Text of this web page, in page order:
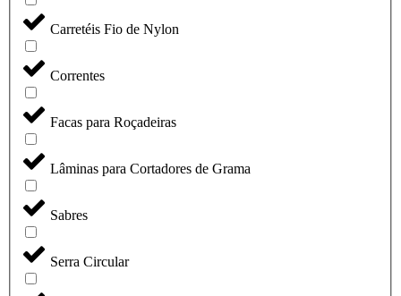
Carretéis Fio de Nylon
Correntes
Facas para Roçadeiras
Lâminas para Cortadores de Grama
Sabres
Serra Circular